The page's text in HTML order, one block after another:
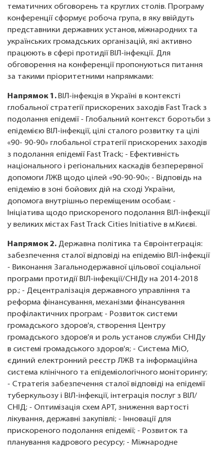
тематичних обговорень та круглих столів. Програму
конференції сформує робоча група, в яку ввійдуть
представники державних установ, міжнародних та
українських громадських організацій, які активно
працюють в сфері протидії ВІЛ-інфекції. Для
обговорення на конференції пропонуються питання
за такими пріоритетними напрямками:
Напрямок 1. ВІЛ-інфекція в Україні в контексті
глобальної стратегії прискорених заходів Fast Track з
подолання епідемії - Глобальний контекст боротьби з
епідемією ВІЛ-інфекції, цілі сталого розвитку та цілі
«90- 90-90» глобальної стратегії прискорених заходів
з подолання епідемії Fast Track; - Ефективність
національного і регіональних каскадів безперервної
допомоги ЛЖВ щодо цілей «90-90-90»; - Відповідь на
епідемію в зоні бойових дій на сході України,
допомога внутрішньо переміщеним особам; -
Ініціатива щодо прискореного подолання ВІЛ-інфекції
у великих містах Fast Track Cities Initiative в м.Києві.
Напрямок 2. Державна політика та Євроінтеграція:
забезпечення сталої відповіді на епідемію ВІЛ-інфекції
- Виконання Загальнодержавної цільової соціальної
програми протидії ВІЛ-інфекції/СНІДу на 2014-2018
рр.; - Децентралізація державного управління та
реформа фінансування, механізми фінансування
профілактичних програм; - Розвиток системи
громадського здоров'я, створення Центру
громадського здоров'я и роль установ служби СНІДу
в системі громадського здоров'я; - Система МіО,
єдиний електронний реєстр ЛЖВ та інформаційна
система клінічного та епідеміологічного моніторингу;
- Стратегія забезпечення сталої відповіді на епідемії
туберкульозу і ВІЛ-інфекції, інтеграція послуг з ВІЛ/
СНІД; - Оптимізація схем АРТ, зниження вартості
лікування, державні закупівлі; - Інновації для
прискореного подолання епідемії; - Розвиток та
планування кадрового ресурсу; - Міжнародне